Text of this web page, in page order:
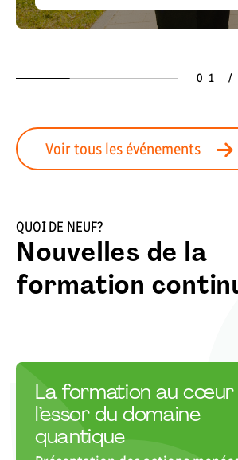
virtuelle Vous désirez
décrocher l’emploi de vos
01 /
Voir tous les événements
QUOI DE NEUF?
Nouvelles de la
formation
La formation au cœur
l’essor du domaine
quantique